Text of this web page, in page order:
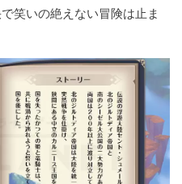
笑いの絶えない冒険は止ま